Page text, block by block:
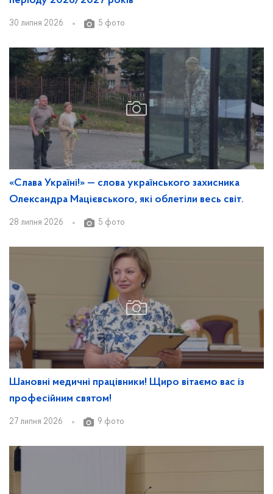
30 липня 2026 5 фото
«Слава Україні!» — слова українського захисника
Олександра Мацієвського, які облетіли весь світ.
28 липня 2026 5 фото
Шановні медичні працівники! Щиро вітаємо вас із
професійним святом!
27 липня 2026 9 фото